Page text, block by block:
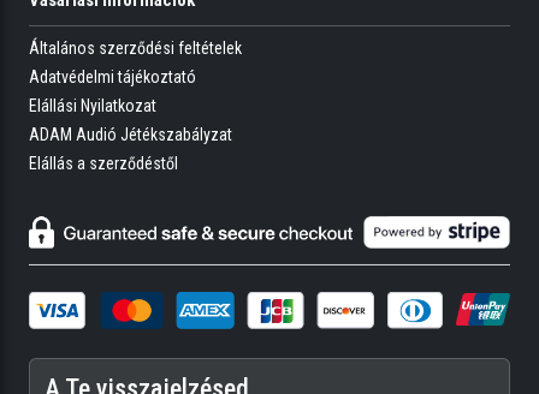
Általános szerződési feltételek
Adatvédelmi tájékoztató
Elállási Nyilatkozat
ADAM Audió Jétékszabályzat
Elállás a szerződéstől